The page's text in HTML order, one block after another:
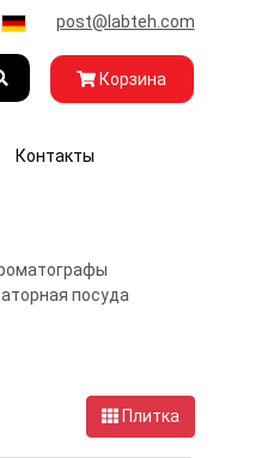
post@labteh.com
Корзина
Контакты
посуда
Плитка